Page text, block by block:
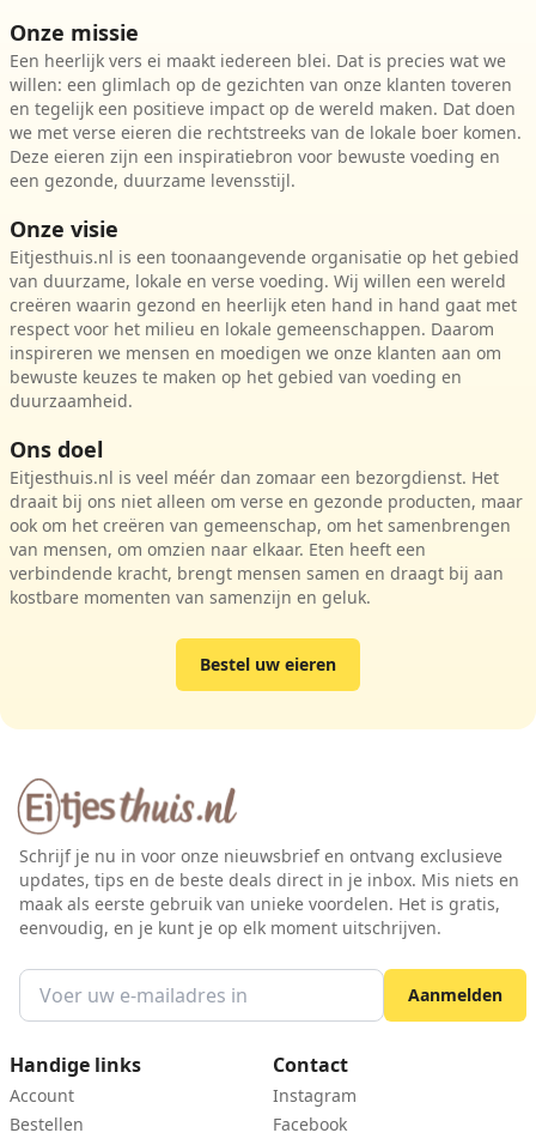
Onze missie
Een heerlijk vers ei maakt iedereen blei. Dat is precies wat we
willen: een glimlach op de gezichten van onze klanten toveren
en tegelijk een positieve impact op de wereld maken. Dat doen
we met verse eieren die rechtstreeks van de lokale boer komen.
Deze eieren zijn een inspiratiebron voor bewuste voeding en
een gezonde, duurzame levensstijl.
Onze visie
Eitjesthuis.nl is een toonaangevende organisatie op het gebied
van duurzame, lokale en verse voeding. Wij willen een wereld
creëren waarin gezond en heerlijk eten hand in hand gaat met
respect voor het milieu en lokale gemeenschappen. Daarom
inspireren we mensen en moedigen we onze klanten aan om
bewuste keuzes te maken op het gebied van voeding en
duurzaamheid.
Ons doel
Eitjesthuis.nl is veel méér dan zomaar een bezorgdienst. Het
draait bij ons niet alleen om verse en gezonde producten, maar
ook om het creëren van gemeenschap, om het samenbrengen
van mensen, om omzien naar elkaar. Eten heeft een
verbindende kracht, brengt mensen samen en draagt bij aan
kostbare momenten van samenzijn en geluk.
Bestel uw eieren
Handige links
Account
Bestellen
Contact
Instagram
Facebook
Schrijf je nu in voor onze nieuwsbrief en ontvang exclusieve
updates, tips en de beste deals direct in je inbox. Mis niets en
maak als eerste gebruik van unieke voordelen. Het is gratis,
eenvoudig, en je kunt je op elk moment uitschrijven.
Aanmelden